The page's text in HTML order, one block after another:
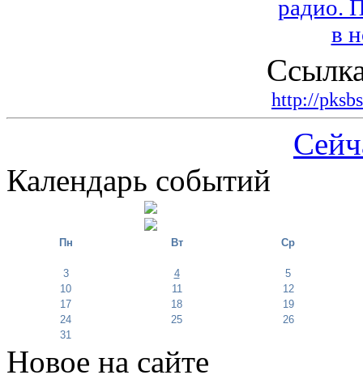
http://
Календарь событий
Пн Вт Ср
3 4
5
10
11
12
17
18
19
24
25
26
31
Новое на сайте